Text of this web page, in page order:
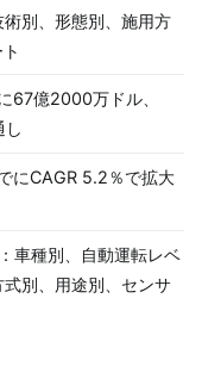
別、形態別、施用方
67億2000万ドル、
し
にCAGR 5.2％で拡大
車種別、自動運転レベ
別、用途別、センサ